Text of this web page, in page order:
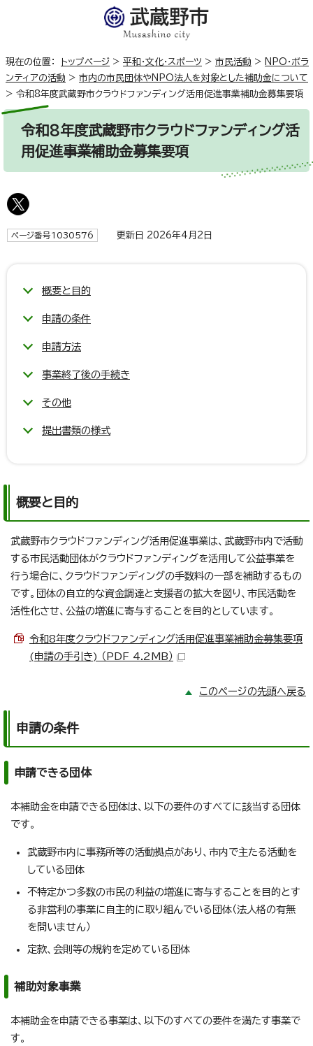
現在の位置： トップページ > 平和・文化・スポーツ > 市民活動 > NPO・ボラ
ンティアの活動 > 市内の市民団体やNPO法人を対象とした補助金について
> 令和8年度武蔵野市クラウドファンディング活用促進事業補助金募集要項
令和8年度武蔵野市クラウドファンディング活
用促進事業補助金募集要項
ページ番号1030576 更新日 2026年4月2日
概要と目的
申請の条件
申請方法
事業終了後の手続き
その他
提出書類の様式
概要と目的
武蔵野市クラウドファンディング活用促進事業は、武蔵野市内で活動
する市民活動団体がクラウドファンディングを活用して公益事業を
行う場合に、クラウドファンディングの手数料の一部を補助するもの
です。団体の自立的な資金調達と支援者の拡大を図り、市民活動を
活性化させ、公益の増進に寄与することを目的としています。
令和8年度クラウドファンディング活用促進事業補助金募集要項
(申請の手引き) （PDF 4.2MB）
このページの先頭へ戻る
申請の条件
申請できる団体
本補助金を申請できる団体は、以下の要件のすべてに該当する団体
です。
武蔵野市内に事務所等の活動拠点があり、市内で主たる活動を
している団体
不特定かつ多数の市民の利益の増進に寄与することを目的とす
る非営利の事業に自主的に取り組んでいる団体（法人格の有無
を問いません）
定款、会則等の規約を定めている団体
補助対象事業
本補助金を申請できる事業は、以下のすべての要件を満たす事業で
す。